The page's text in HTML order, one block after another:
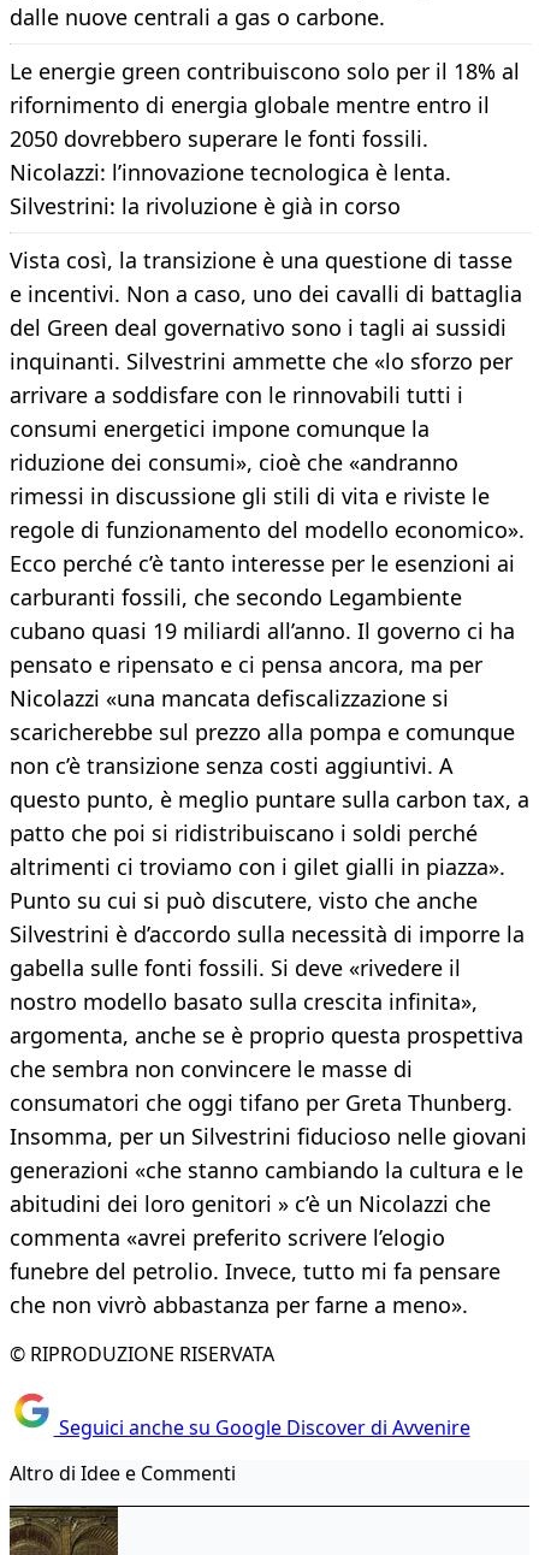
dalle nuove centrali a gas o carbone.
Le energie green contribuiscono solo per il 18% al
rifornimento di energia globale mentre entro il
2050 dovrebbero superare le fonti fossili.
Nicolazzi: l’innovazione tecnologica è lenta.
Silvestrini: la rivoluzione è già in corso
Vista così, la transizione è una questione di tasse
e incentivi. Non a caso, uno dei cavalli di battaglia
del Green deal governativo sono i tagli ai sussidi
inquinanti. Silvestrini ammette che «lo sforzo per
arrivare a soddisfare con le rinnovabili tutti i
consumi energetici impone comunque la
riduzione dei consumi», cioè che «andranno
rimessi in discussione gli stili di vita e riviste le
regole di funzionamento del modello economico».
Ecco perché c’è tanto interesse per le esenzioni ai
carburanti fossili, che secondo Legambiente
cubano quasi 19 miliardi all’anno. Il governo ci ha
pensato e ripensato e ci pensa ancora, ma per
Nicolazzi «una mancata defiscalizzazione si
scaricherebbe sul prezzo alla pompa e comunque
non c’è transizione senza costi aggiuntivi. A
questo punto, è meglio puntare sulla carbon tax, a
patto che poi si ridistribuiscano i soldi perché
altrimenti ci troviamo con i gilet gialli in piazza».
Punto su cui si può discutere, visto che anche
Silvestrini è d’accordo sulla necessità di imporre la
gabella sulle fonti fossili. Si deve «rivedere il
nostro modello basato sulla crescita infinita»,
argomenta, anche se è proprio questa prospettiva
che sembra non convincere le masse di
consumatori che oggi tifano per Greta Thunberg.
Insomma, per un Silvestrini fiducioso nelle giovani
generazioni «che stanno cambiando la cultura e le
abitudini dei loro genitori » c’è un Nicolazzi che
commenta «avrei preferito scrivere l’elogio
funebre del petrolio. Invece, tutto mi fa pensare
che non vivrò abbastanza per farne a meno».
© RIPRODUZIONE RISERVATA
Seguici anche su Google Discover di Avvenire
Altro di Idee e Commenti